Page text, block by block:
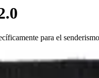
para el